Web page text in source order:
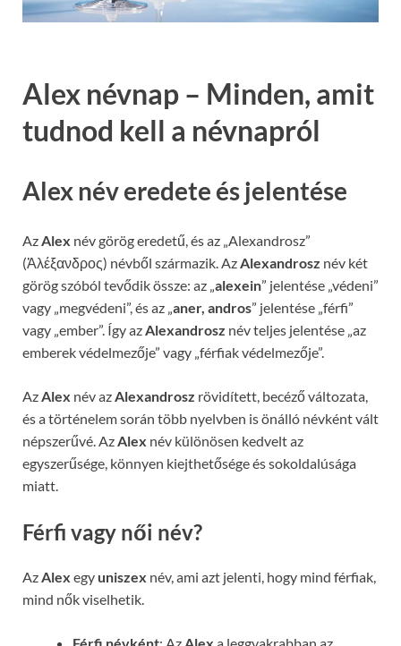
Alex névnap – Minden, amit
tudnod kell a névnapról
Alex név eredete és jelentése
AzAlex név görög eredetű, és az „Alexandrosz”
(Ἀλέξανδρος) névből származik. AzAlexandrosz név két
görög szóból tevődik össze: az „alexein” jelentése „védeni”
vagy „megvédeni”, és az „aner, andros” jelentése „férfi”
vagy „ember”. Így azAlexandrosz név teljes jelentése „az
emberek védelmezője” vagy „férfiak védelmezője”.
AzAlex név azAlexandrosz rövidített, becéző változata,
és a történelem során több nyelvben is önálló névként vált
népszerűvé. AzAlex név különösen kedvelt az
egyszerűsége, könnyen kiejthetősége és sokoldalúsága
miatt.
Férfi vagy női név?
Az Alex egy uniszex név, ami azt jelenti, hogy mind férfiak,
mind nők viselhetik.
Férfi névként: Az Alex a leggyakrabban az